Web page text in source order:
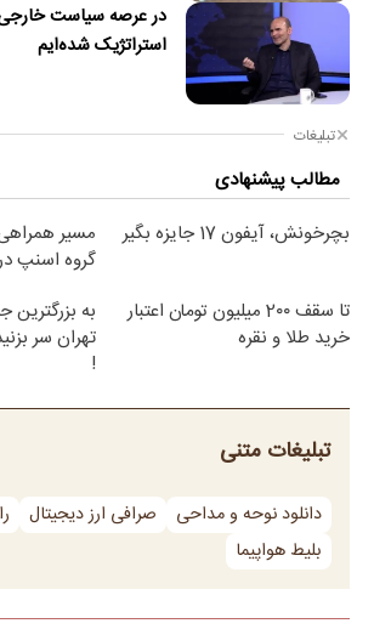
در عرصه سیاست خارجی
استراتژیک شده‌ایم
تبلیغات
مطالب پیشنهادی
بچرخونش، آیفون 17 جایزه بگیر
مسیر
گروه اسنپ در
تا سقف 2۰۰ میلیون تومان اعتبار
خرید طلا و نقره
به بزرگترین
!
تبلیغات متنی
دانلود نوحه و مداحی صرافی ارز دیجیتال
بلیط هواپیما